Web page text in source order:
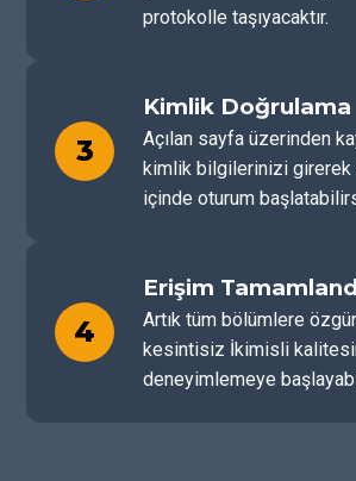
protokolle taşıyacaktır.
3
Kimlik Doğrulama
Açılan sayfa üzerinden
kimlik bilgilerinizi girerek
içinde oturum
4
Erişim
Artık tüm bölümlere
kesintisiz İkimisli
deneyimlemeye